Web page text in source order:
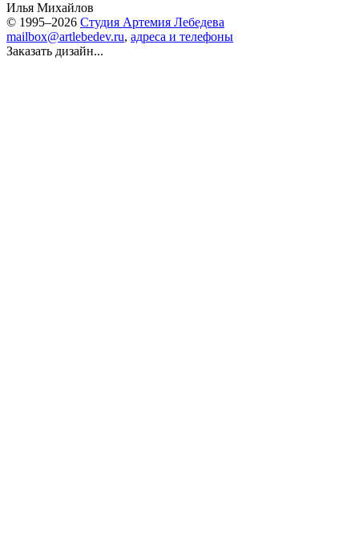
Илья Михайлов
© 1995–2026 Студия Артемия Лебедева
mailbox@artlebedev.ru, адреса и телефоны
Заказать дизайн...